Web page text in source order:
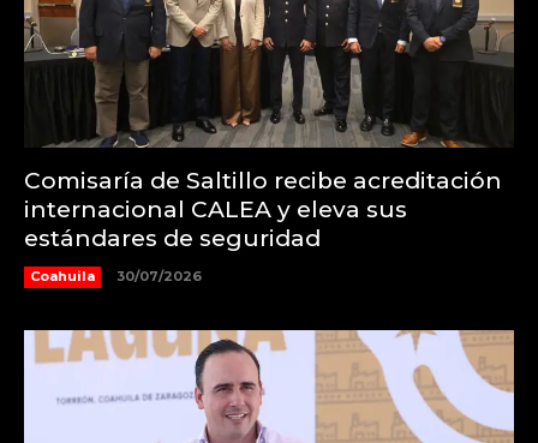
Comisaría de Saltillo recibe acreditación
internacional CALEA y eleva sus
estándares de seguridad
Coahuila 30/07/2026